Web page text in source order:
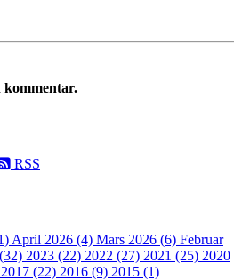
kommentar.
RSS
April 2026 (4) Mars 2026 (6) Februar
2023 (22) 2022 (27) 2021 (25) 2020
2017 (22) 2016 (9) 2015 (1)